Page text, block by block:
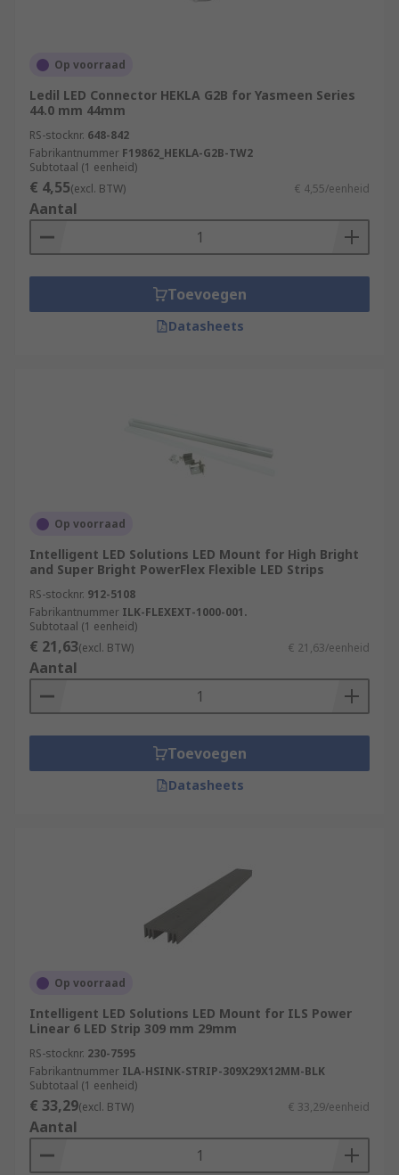
Op voorraad
Ledil LED Connector HEKLA G2B for Yasmeen Series
44.0 mm 44mm
RS-stocknr. 648-842
Fabrikantnummer F19862_HEKLA-G2B-TW2
Subtotaal (1 eenheid)
€ 4,55(excl. BTW) € 4,55/eenheid
Aantal
Toevoegen
Datasheets
Op voorraad
Intelligent LED Solutions LED Mount for High Bright
and Super Bright PowerFlex Flexible LED Strips
RS-stocknr. 912-5108
Fabrikantnummer ILK-FLEXEXT-1000-001.
Subtotaal (1 eenheid)
€ 21,63(excl. BTW) € 21,63/eenheid
Aantal
Toevoegen
Datasheets
Op voorraad
Intelligent LED Solutions LED Mount for ILS Power
Linear 6 LED Strip 309 mm 29mm
RS-stocknr. 230-7595
Fabrikantnummer ILA-HSINK-STRIP-309X29X12MM-BLK
Subtotaal (1 eenheid)
€ 33,29(excl. BTW) € 33,29/eenheid
Aantal